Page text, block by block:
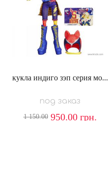
кукла индиго зэп серия мо...
под заказ
1 150.00950.00 грн.